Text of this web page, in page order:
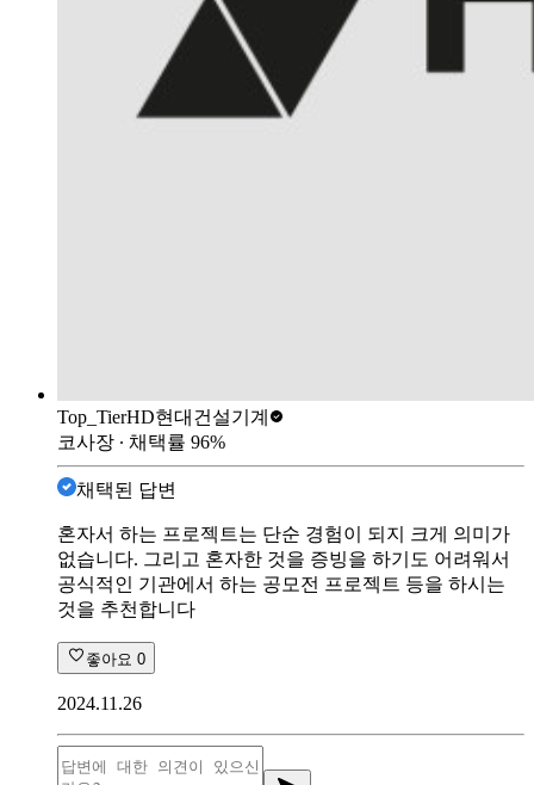
Top_TierHD현대건설기계
코사장 ∙ 채택률 96%
채택된 답변
혼자서 하는 프로젝트는 단순 경험이 되지 크게 의미가
없습니다. 그리고 혼자한 것을 증빙을 하기도 어려워서
공식적인 기관에서 하는 공모전 프로젝트 등을 하시는
것을 추천합니다
좋아요 0
2024.11.26